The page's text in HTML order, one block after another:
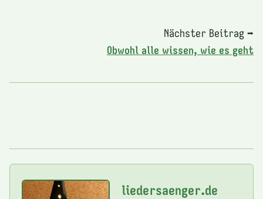
Nächster Beitrag ➡
Obwohl alle wissen, wie es geht
liedersaenger.de